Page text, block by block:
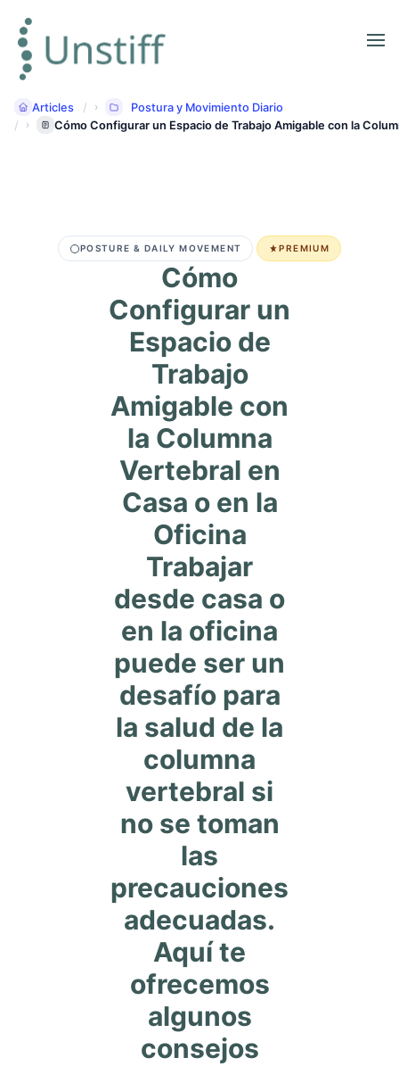
Articles
Postura y Movimiento Diario
Cómo Configurar un Espacio de Trabajo Amigable con la
POSTURE & DAILY MOVEMENT PREMIUM
Cómo
Configurar un
Espacio de
Trabajo
Amigable con
la Columna
Vertebral en
Casa o en la
Oficina
Trabajar
desde casa o
en la oficina
puede ser un
desafío para
la salud de la
columna
vertebral si
no se toman
las
precauciones
adecuadas.
Aquí te
ofrecemos
algunos
consejos